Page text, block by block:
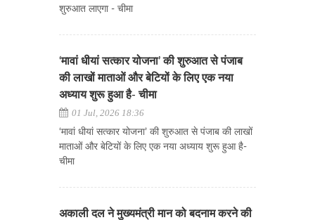
शुरुआत लाएगा - चीमा
‘मावां धीयां सत्कार योजना’ की शुरुआत से पंजाब
की लाखों माताओं और बेटियों के लिए एक नया
अध्याय शुरू हुआ है- चीमा
01 Jul, 2026 18:36
‘मावां धीयां सत्कार योजना’ की शुरुआत से पंजाब की लाखों
माताओं और बेटियों के लिए एक नया अध्याय शुरू हुआ है-
चीमा
अकाली दल ने मुख्यमंत्री मान को बदनाम करने की